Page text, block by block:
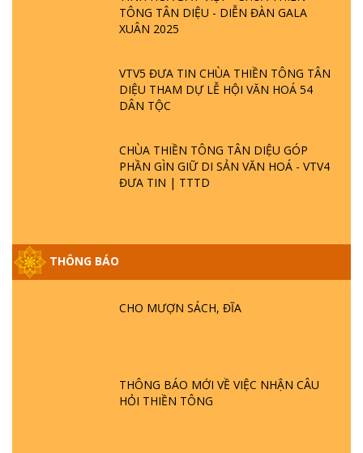
TÔNG TÂN DIỆU - DIỄN ĐÀN GALA
XUÂN 2025
VTV5 ĐƯA TIN CHÙA THIỀN TÔNG TÂN
DIỆU THAM DỰ LỄ HỘI VĂN HOÁ 54
DÂN TỘC
CHÙA THIỀN TÔNG TÂN DIỆU GÓP
PHẦN GÌN GIỮ DI SẢN VĂN HOÁ - VTV4
ĐƯA TIN | TTTD
THÔNG BÁO
CHO MƯỢN SÁCH, ĐĨA
THÔNG BÁO MỚI VỀ VIỆC NHẬN CÂU
HỎI THIỀN TÔNG
PHẬT KHÔNG NÓI? HỘI LONG HOA LÀ
HỘI GÌ? TỬ VÌ ĐẠO
TTTD
GIẢI ĐÁP ĐẶC BIỆT P23 - THIÊN ĐÀNG Ở